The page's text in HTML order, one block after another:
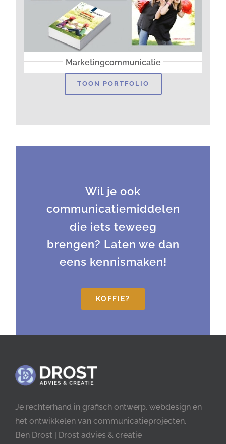
Marketingcommunicatie
TOON PORTFOLIO
Wil je ook
communicatiemiddelen
die iets teweeg
brengen? Laten we dan
eens kennismaken!
KOFFIE?
Je rechterhand in grafisch ontwerp, webdesign en
het ontwikkelen van communicatieprojecten.
Ben Drost | Drost advies & creatie